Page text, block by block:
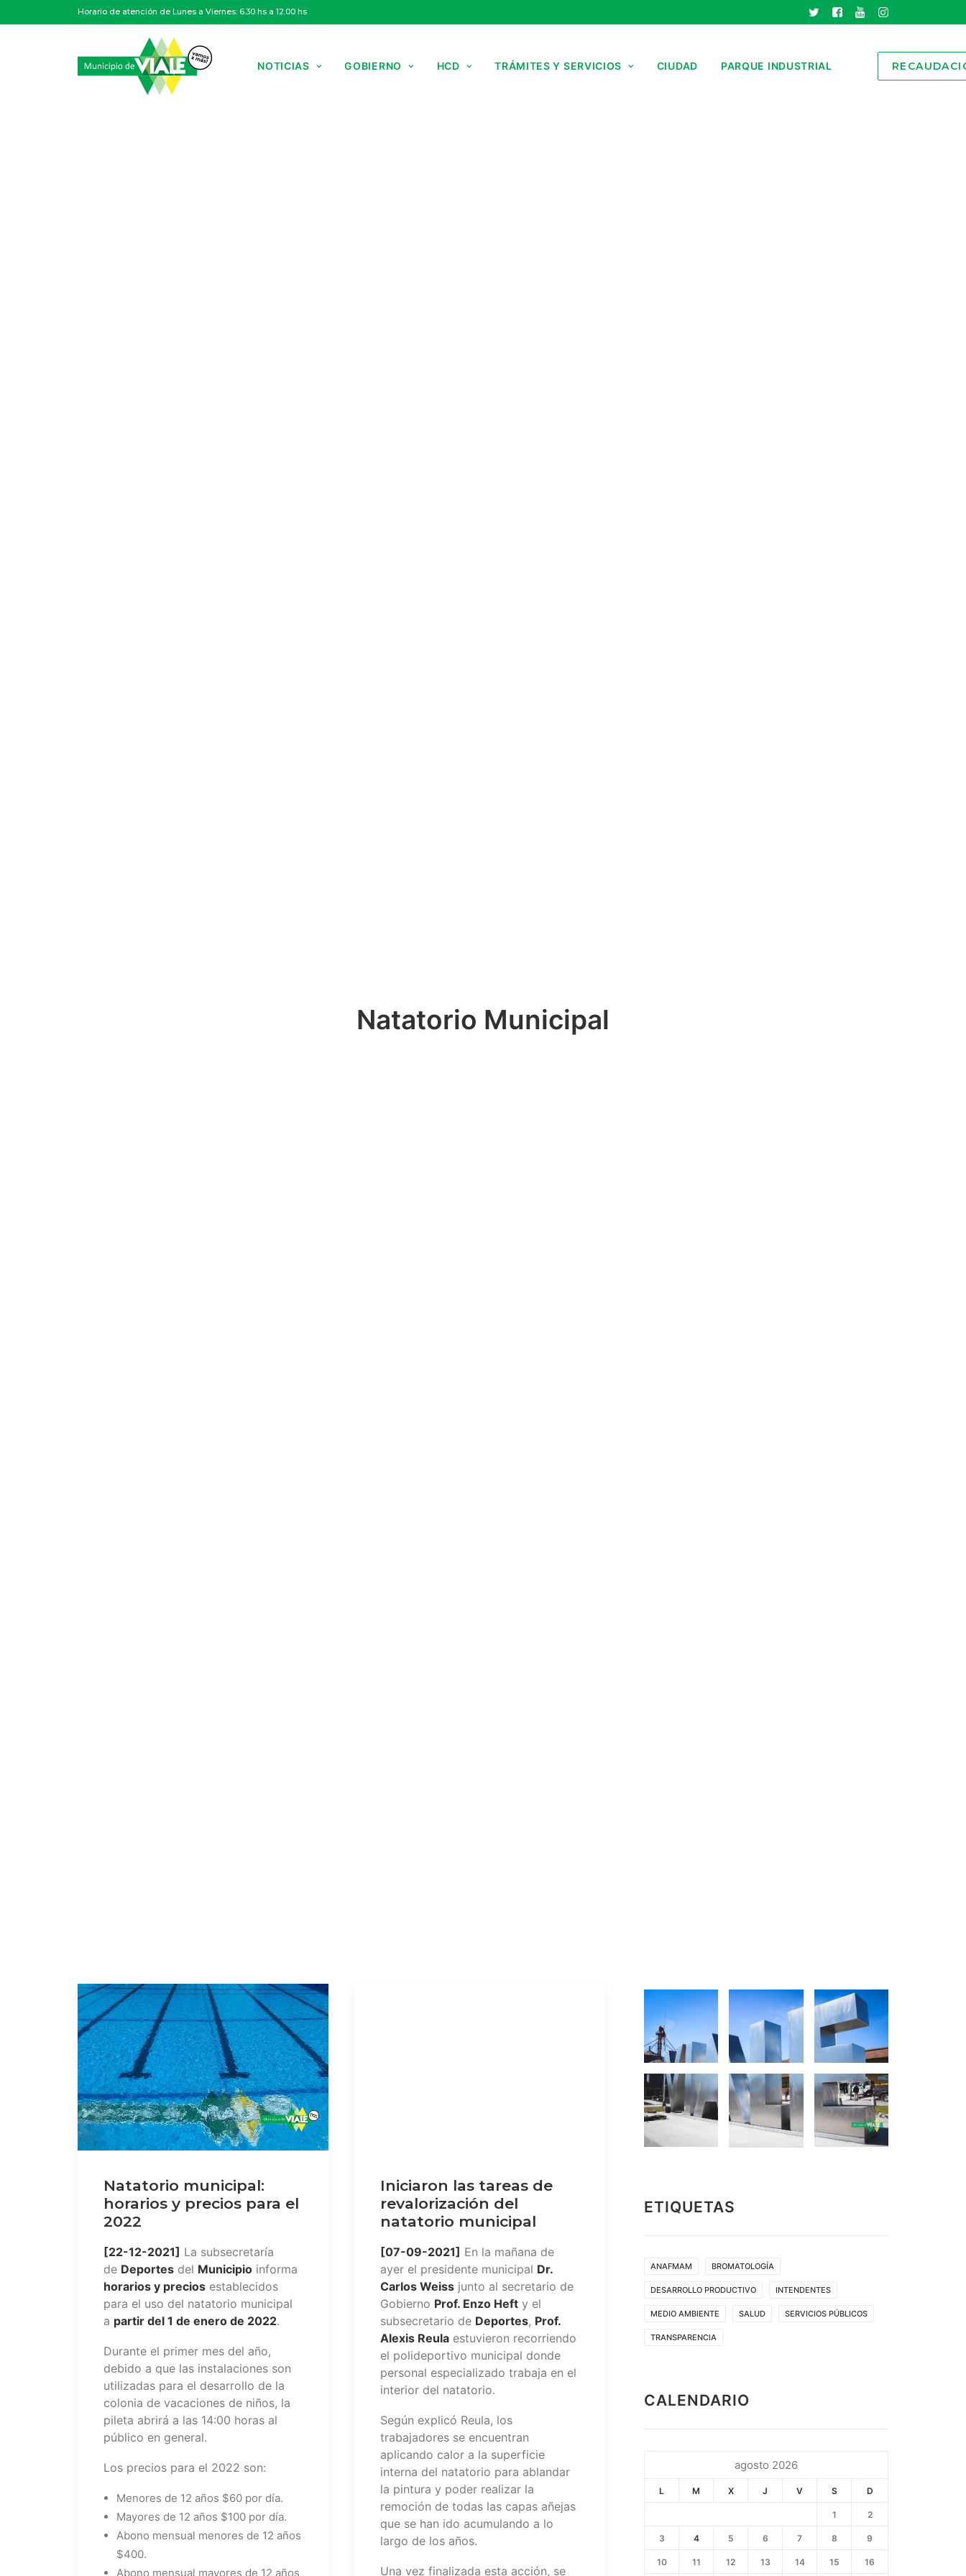
Horario de atención de Lunes a Viernes: 6.30 hs a 12.00 hs
NOTICIAS GOBIERNO HCD TRÁMITES Y SERVICIOS CIUDAD PARQUE INDUSTRIAL
Natatorio Municipal
Natatorio municipal:
horarios y precios para el
2022
[22-12-2021] La subsecretaría
de Deportes del Municipio informa
horarios y precios establecidos
para el uso del natatorio municipal
a partir del 1 de enero de 2022.
Durante el primer mes del año,
debido a que las instalaciones son
utilizadas para el desarrollo de la
colonia de vacaciones de niños, la
pileta abrirá a las 14:00 horas al
público en general.
Los precios para el 2022 son:
Menores de 12 años $60 por día.
Mayores de 12 años $100 por día.
Abono mensual menores de 12 años
$400.
Abono mensual mayores de 12 años
Iniciaron las tareas de
revalorización del
natatorio municipal
[07-09-2021] En la mañana de
ayer el presidente municipal Dr.
Carlos Weiss junto al secretario de
Gobierno Prof. Enzo Heft y el
subsecretario de Deportes, Prof.
Alexis Reula estuvieron recorriendo
el polideportivo municipal donde
personal especializado trabaja en el
interior del natatorio.
Según explicó Reula, los
trabajadores se encuentran
aplicando calor a la superficie
interna del natatorio para ablandar
la pintura y poder realizar la
remoción de todas las capas añejas
que se han ido acumulando a lo
largo de los años.
Una vez finalizada esta acción, se
ETIQUETAS
ANAFMAM BROMATOLOGÍA
DESARROLLO PRODUCTIVO INTENDENTES
MEDIO AMBIENTE SALUD SERVICIOS PÚBLICOS
TRANSPARENCIA
CALENDARIO
agosto 2026
L M X J V S D
1 2
3 4 5 6 7 8 9
10 11 12 13 14 15 16